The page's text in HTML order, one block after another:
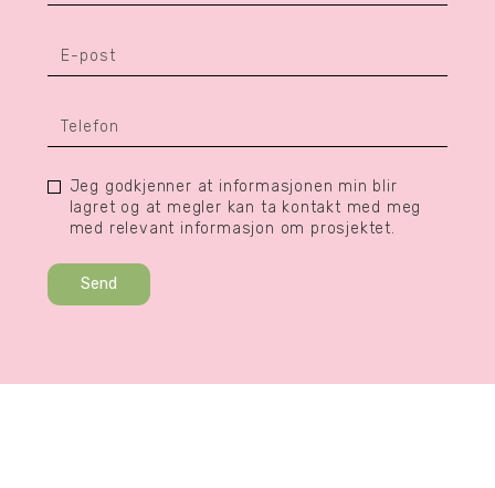
Jeg godkjenner at informasjonen min blir
lagret og at megler kan ta kontakt med meg
med relevant informasjon om prosjektet.